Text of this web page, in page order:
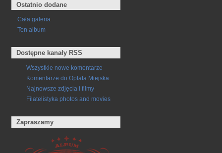
Ostatnio dodane
Cała galeria
Ten album
Dostępne kanały RSS
Wszystkie nowe komentarze
Komentarze do Opłata Miejska
Najnowsze zdjęcia i filmy
Filatelistyka photos and movies
Zapraszamy